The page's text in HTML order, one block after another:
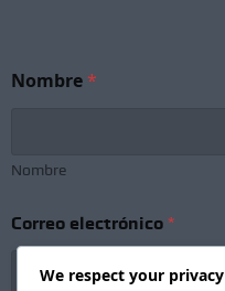
Nombre*
Nombre
u
b
Correo electrónico *
We respect your privacy